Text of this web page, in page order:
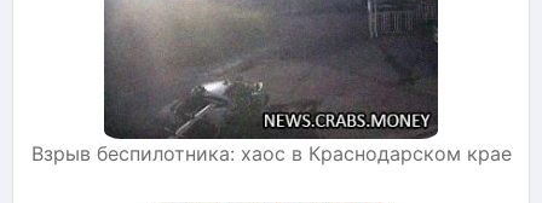
Взрыв беспилотника: хаос в Краснодарском крае